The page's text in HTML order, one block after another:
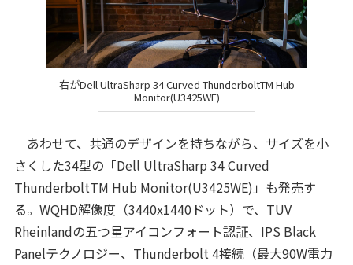
右がDell UltraSharp 34 Curved ThunderboltTM Hub
Monitor(U3425WE)
あわせて、共通のデザインを持ちながら、サイズを小
さくした34型の「Dell UltraSharp 34 Curved
ThunderboltTM Hub Monitor(U3425WE)」も発売す
る。WQHD解像度（3440x1440ドット）で、TUV
Rheinlandの五つ星アイコンフォート認証、IPS Black
Panelテクノロジー、Thunderbolt 4接続（最大90W電力